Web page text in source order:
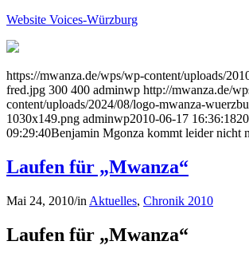
Website Voices-Würzburg
https://mwanza.de/wps/wp-content/uploads/
fred.jpg 300 400 adminwp http://mwanza.de/
content/uploads/2024/08/logo-mwanza-
1030x149.png adminwp2010-06-17 16:36:18
09:29:40Benjamin Mgonza kommt leider nicht
Laufen für „Mwanza“
Mai 24, 2010/in Aktuelles, Chronik 2010
Laufen für „Mwanza“